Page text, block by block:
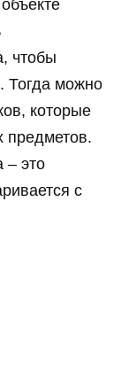
чтобы
Тогда можно
которые
предметов.
– это
с